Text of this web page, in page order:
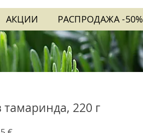
АКЦИИ РАСПРОДАЖА -50%
тамаринда, 220 г